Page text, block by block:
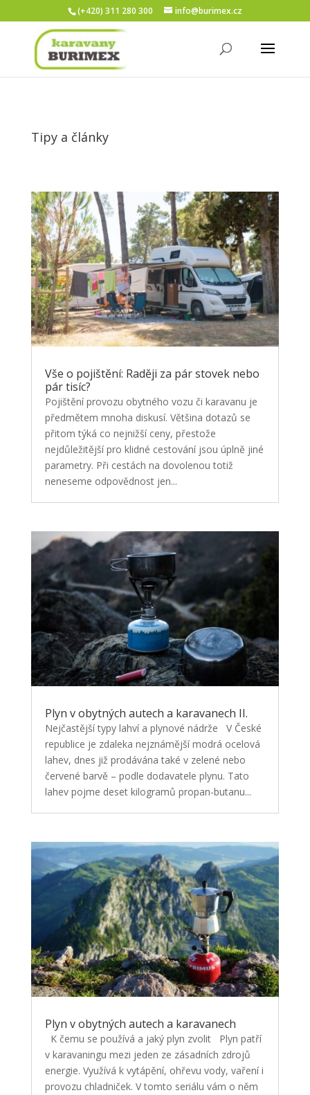
(+420) 311 280 300 info@burimex.cz
Tipy a články
Vše o pojištění: Raději za pár stovek nebo
pár tisíc?
Pojištění provozu obytného vozu či karavanu je
předmětem mnoha diskusí. Většina dotazů se
přitom týká co nejnižší ceny, přestože
nejdůležitější pro klidné cestování jsou úplně jiné
parametry. Při cestách na dovolenou totiž
neneseme odpovědnost jen...
Plyn v obytných autech a karavanech II.
Nejčastější typy lahví a plynové nádrže V České
republice je zdaleka nejznámější modrá ocelová
lahev, dnes již prodávána také v zelené nebo
červené barvě – podle dodavatele plynu. Tato
lahev pojme deset kilogramů propan-butanu...
Plyn v obytných autech a karavanech
K čemu se používá a jaký plyn zvolit Plyn patří
v karavaningu mezi jeden ze zásadních zdrojů
energie. Využívá k vytápění, ohřevu vody, vaření i
provozu chladniček. V tomto seriálu vám o něm